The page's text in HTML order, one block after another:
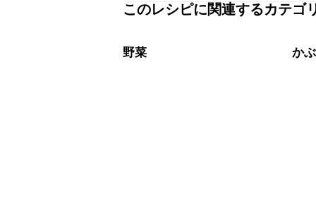
保存期間は冷蔵で当日中が目安です
※日持ちは目安です。
このレシピに関連するカテゴ
野菜 かぶ